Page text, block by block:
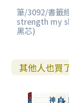
筆/3092/書籤
strength my
黑芯)
其他人也買